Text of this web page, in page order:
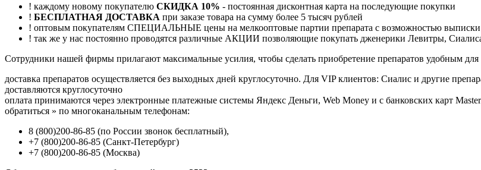
! каждому новому покупателю СКИДКА 10% - постоянная дисконтная карта на последующие покупки
! БЕСПЛАТНАЯ ДОСТАВКА при заказе товара на сумму более 5 тысяч рублей
! оптовым покупателям СПЕЦИАЛЬНЫЕ цены на мелкооптовые партии препарата с возможностью выписки
! так же у нас постоянно проводятся различные АКЦИИ позволяющие покупать дженерики Левитры,
Cотрудники нашей фирмы прилагают максимальные усилия, чтобы сделать приобретение препаратов удобным для
доставка препаратов осуществляется без выходных дней круглосуточно. Для VIP клиентов: Сиалис и другие
доставляются круглосуточно
оплата принимаются через электронные платежные системы Яндекс Деньги, Web Money и с банковских карт
обратиться » по многоканальным телефонам:
8 (800)200-86-85 (по России звонок бесплатный),
+7 (800)200-86-85 (Санкт-Петербург)
+7 (800)200-86-85 (Москва)